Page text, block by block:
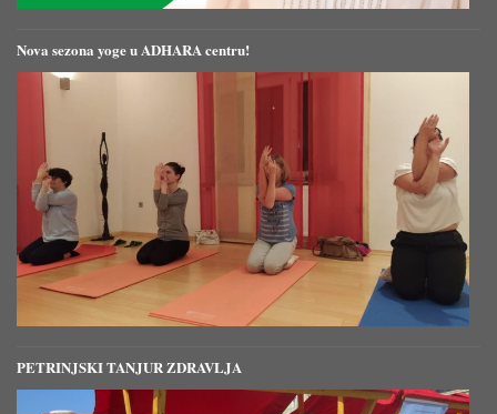
Nova sezona yoge u ADHARA centru!
PETRINJSKI TANJUR ZDRAVLJA